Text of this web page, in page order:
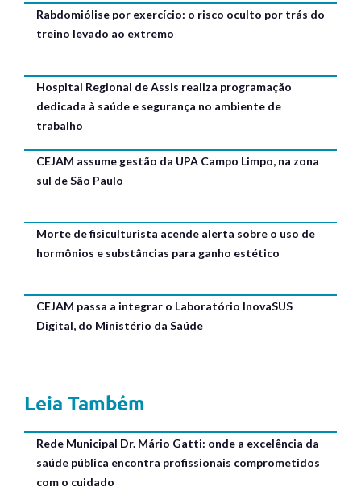
Rabdomiólise por exercício: o risco oculto por trás do
treino levado ao extremo
Hospital Regional de Assis realiza programação
dedicada à saúde e segurança no ambiente de
trabalho
CEJAM assume gestão da UPA Campo Limpo, na zona
sul de São Paulo
Morte de fisiculturista acende alerta sobre o uso de
hormônios e substâncias para ganho estético
CEJAM passa a integrar o Laboratório InovaSUS
Digital, do Ministério da Saúde
Leia Também
Rede Municipal Dr. Mário Gatti: onde a excelência da
saúde pública encontra profissionais comprometidos
com o cuidado